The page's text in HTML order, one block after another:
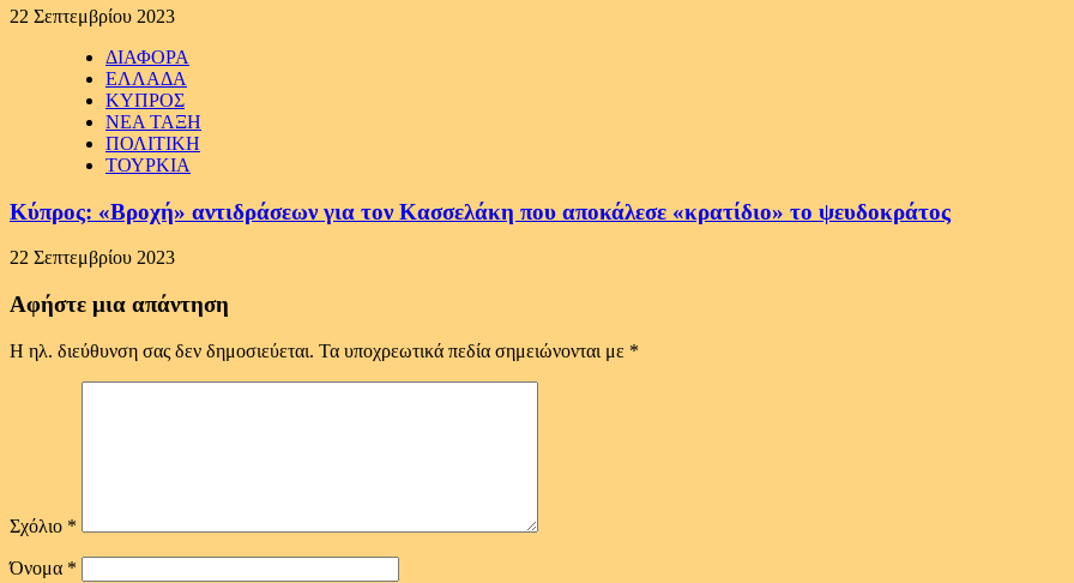
22 Σεπτεμβρίου 2023
ΔΙΑΦΟΡΑ
ΕΛΛΑΔΑ
ΚΥΠΡΟΣ
ΝΕΑ ΤΑΞΗ
ΠΟΛΙΤΙΚΗ
ΤΟΥΡΚΙΑ
Κύπρος: «Βροχή» αντιδράσεων για τον Κασσελάκη που αποκάλεσε «κρατίδιο» το ψευδοκράτος
22 Σεπτεμβρίου 2023
Αφήστε μια απάντηση
Η ηλ. διεύθυνση σας δεν δημοσιεύεται. Τα υποχρεωτικά πεδία σημειώνονται με *
Σχόλιο *
Όνομα *